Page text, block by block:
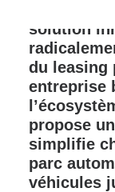
solution
du leasing
entreprise
propose
simplifie
parc
véhicules